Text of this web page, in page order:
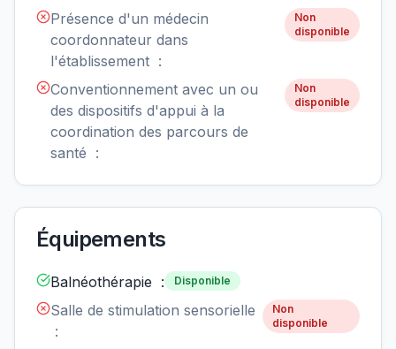
Présence d'un médecin
coordonnateur dans
l'établissement :
Non
disponible
Conventionnement avec un ou
des dispositifs d'appui à la
coordination des parcours de
santé :
Non
disponible
Équipements
Balnéothérapie : Disponible
Salle de stimulation sensorielle
:
Non
disponible